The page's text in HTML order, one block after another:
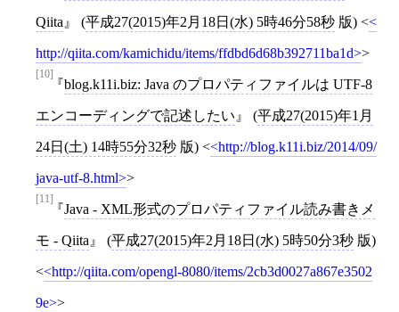
Qiita (平成27(2015)年2月18日(水) 5時46分58秒 版) <
http://qiita.com/kamichidu/items/ffdbd6d68b392711ba1d >
[10]
blog.k11i.biz: Java のプロパティファイルは UTF-8
エンコーディングで記述したい (平成27(2015)年1月
24日(土) 14時55分32秒 版) < http://blog.k11i.biz/2014/09/
java-utf-8.html >
[11]
Java - XML形式のプロパティファイル読み書きメ
モ - Qiita (平成27(2015)年2月18日(水) 5時50分3秒 版)
< http://qiita.com/opengl-8080/items/2cb3d0027a867e3502
9e >